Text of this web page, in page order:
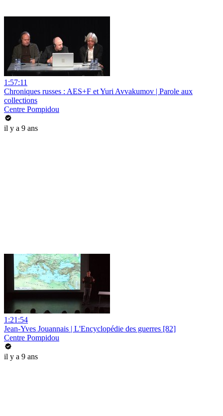
1:57:11
Chroniques russes : AES+F et Yuri Avvakumov | Parole aux
collections
Centre Pompidou
il y a 9 ans
1:21:54
Jean-Yves Jouannais | L'Encyclopédie des guerres [82]
Centre Pompidou
il y a 9 ans